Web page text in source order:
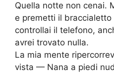
Quella notte non cenai.
e premetti il
controllai il telefono,
avrei trovato nulla.
La mia mente
vista — Nana a piedi